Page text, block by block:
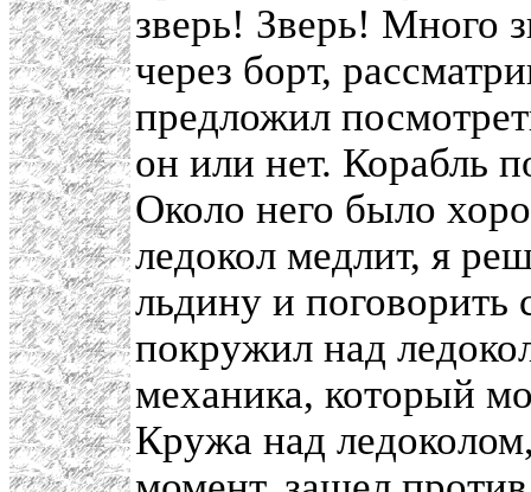
зверь! Зверь! Много
через борт,
предложил
он или нет. Корабль
Около него было
ледокол медлит, я
льдину и поговорить
покружил над
механика, который
Кружа над